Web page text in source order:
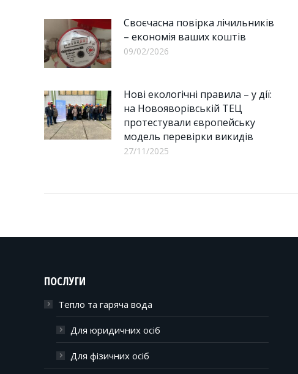
Своєчасна повірка лічильників
– економія ваших коштів
09/02/2026
Нові екологічні правила – у дії:
на Новояворівській ТЕЦ
протестували європейську
модель перевірки викидів
27/11/2025
ПОСЛУГИ
Тепло та гаряча вода
Для юридичних осіб
Для фізичних осіб